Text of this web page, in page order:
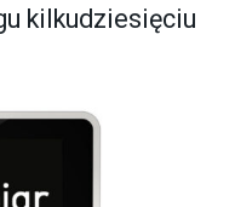
kilkudziesięciu